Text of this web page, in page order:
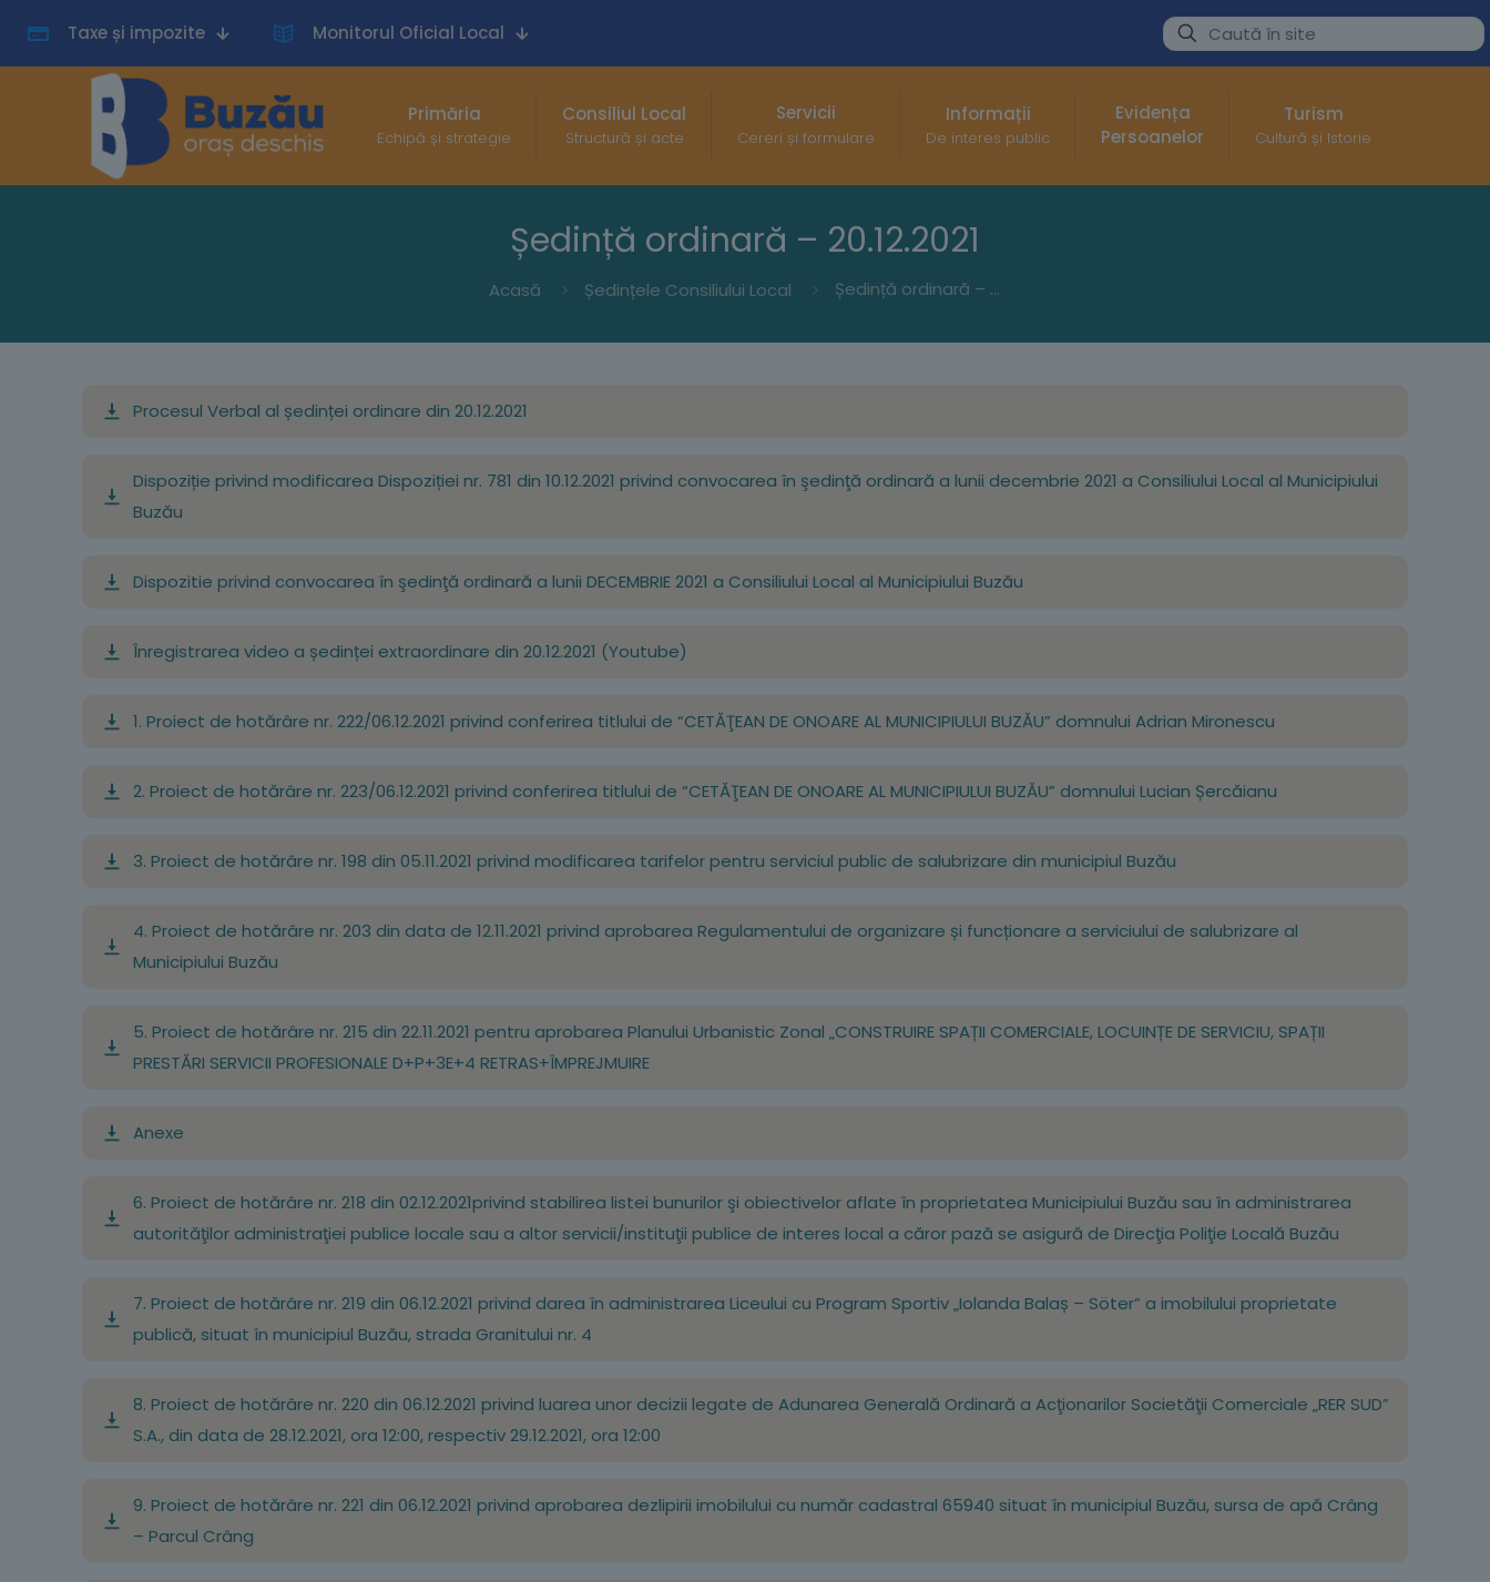
Taxe și impozite Monitorul Oficial Local
Primăria
Echipă și strategie
Consiliul Local
Structură și acte
Servicii
Cereri și formulare
Informații
De interes public
Evidența
Persoanelor
Turism
Cultură și Istorie
Ședință ordinară – 20.12.2021
Acasă Ședințele Consiliului Local Ședință ordinară – 20.12.2021
Procesul Verbal al ședinței ordinare din 20.12.2021
Dispoziție privind modificarea Dispoziției nr. 781 din 10.12.2021 privind convocarea în şedinţă ordinară a lunii decembrie 2021 a Consiliului Local al Municipiului
Buzău
Dispozitie privind convocarea în şedinţă ordinară a lunii DECEMBRIE 2021 a Consiliului Local al Municipiului Buzău
Înregistrarea video a ședinței extraordinare din 20.12.2021 (Youtube)
1. Proiect de hotărâre nr. 222/06.12.2021 privind conferirea titlului de “CETĂŢEAN DE ONOARE AL MUNICIPIULUI BUZĂU” domnului Adrian Mironescu
2. Proiect de hotărâre nr. 223/06.12.2021 privind conferirea titlului de “CETĂŢEAN DE ONOARE AL MUNICIPIULUI BUZĂU” domnului Lucian Șercăianu
3. Proiect de hotărâre nr. 198 din 05.11.2021 privind modificarea tarifelor pentru serviciul public de salubrizare din municipiul Buzău
4. Proiect de hotărâre nr. 203 din data de 12.11.2021 privind aprobarea Regulamentului de organizare și funcționare a serviciului de salubrizare al
Municipiului Buzău
5. Proiect de hotărâre nr. 215 din 22.11.2021 pentru aprobarea Planului Urbanistic Zonal „CONSTRUIRE SPAȚII COMERCIALE, LOCUINȚE DE SERVICIU, SPAȚII
PRESTĂRI SERVICII PROFESIONALE D+P+3E+4 RETRAS+ÎMPREJMUIRE
Anexe
6. Proiect de hotărâre nr. 218 din 02.12.2021privind stabilirea listei bunurilor şi obiectivelor aflate în proprietatea Municipiului Buzău sau în administrarea
autorităţilor administraţiei publice locale sau a altor servicii/instituţii publice de interes local a căror pază se asigură de Direcţia Poliţie Locală Buzău
7. Proiect de hotărâre nr. 219 din 06.12.2021 privind darea în administrarea Liceului cu Program Sportiv „Iolanda Balaș – Söter” a imobilului proprietate
publică, situat în municipiul Buzău, strada Granitului nr. 4
8. Proiect de hotărâre nr. 220 din 06.12.2021 privind luarea unor decizii legate de Adunarea Generală Ordinară a Acţionarilor Societăţii Comerciale „RER SUD”
S.A., din data de 28.12.2021, ora 12:00, respectiv 29.12.2021, ora 12:00
9. Proiect de hotărâre nr. 221 din 06.12.2021 privind aprobarea dezlipirii imobilului cu număr cadastral 65940 situat în municipiul Buzău, sursa de apă Crâng
– Parcul Crâng